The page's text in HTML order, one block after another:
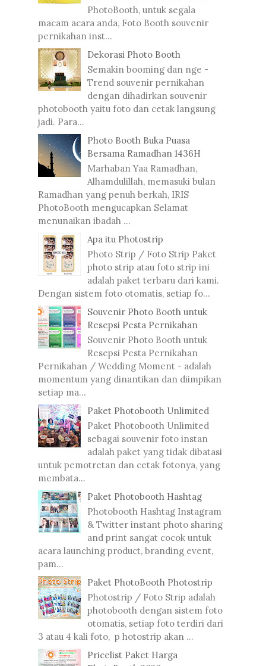
PhotoBooth, untuk segala
macam acara anda, Foto Booth souvenir
pernikahan inst...
Dekorasi Photo Booth
Semakin booming dan nge -
Trend souvenir pernikahan
dengan dihadirkan souvenir
photobooth yaitu foto dan cetak langsung
jadi. Para...
Photo Booth Buka Puasa
Bersama Ramadhan 1436H
Marhaban Yaa Ramadhan,
Alhamdulillah, memasuki bulan
Ramadhan yang penuh berkah, IRIS
PhotoBooth mengucapkan Selamat
menunaikan ibadah ...
Apa itu Photostrip
Photo Strip / Foto Strip Paket
photo strip atau foto strip ini
adalah paket terbaru dari kami.
Dengan sistem foto otomatis, setiap fo...
Souvenir Photo Booth untuk
Resepsi Pesta Pernikahan
Souvenir Photo Booth untuk
Resepsi Pesta Pernikahan
Pernikahan / Wedding Moment - adalah
momentum yang dinantikan dan diimpikan
setiap ma...
Paket Photobooth Unlimited
Paket Photobooth Unlimited
sebagai souvenir foto instan
adalah paket yang tidak dibatasi
untuk pemotretan dan cetak fotonya, yang
membata...
Paket Photobooth Hashtag
Photobooth Hashtag Instagram
& Twitter instant photo sharing
and print sangat cocok untuk
acara launching product, branding event,
pam...
Paket PhotoBooth Photostrip
Photostrip / Foto Strip adalah
photobooth dengan sistem foto
otomatis, setiap foto terdiri dari
3 atau 4 kali foto, p hotostrip akan ...
Pricelist Paket Harga